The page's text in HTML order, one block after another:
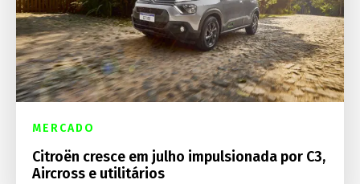
MERCADO
Citroën cresce em julho impulsionada por C3,
Aircross e utilitários